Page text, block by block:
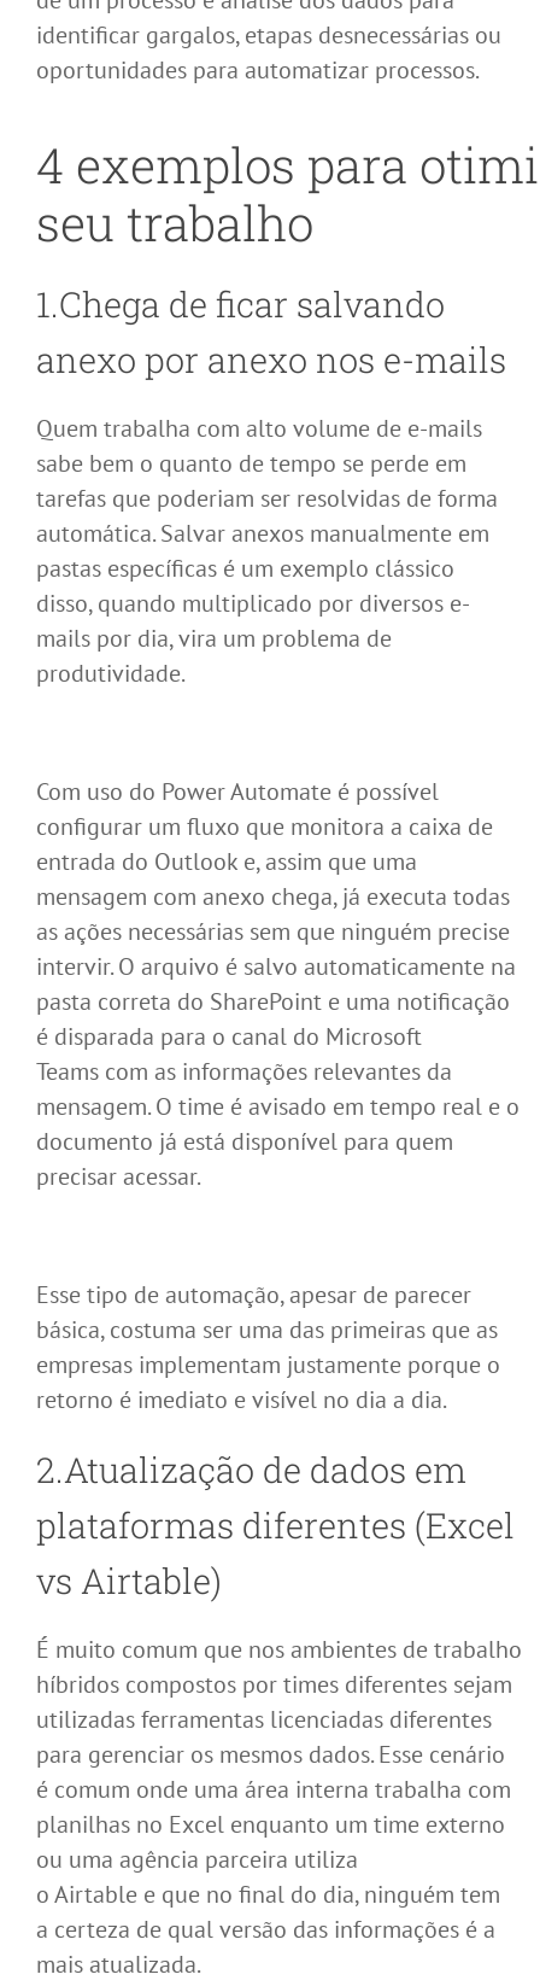
identificar gargalos, etapas desnecessárias ou
oportunidades para automatizar processos.
4 exemplos para otimi
seu trabalho
1.Chega de ficar salvando
anexo por anexo nos e-mails
Quem trabalha com alto volume de e-mails
sabe bem o quanto de tempo se perde em
tarefas que poderiam ser resolvidas de forma
automática. Salvar anexos manualmente em
pastas específicas é um exemplo clássico
disso, quando multiplicado por diversos e-
mails por dia, vira um problema de
produtividade.
Com uso do Power Automate é possível
configurar um fluxo que monitora a caixa de
entrada do Outlook e, assim que uma
mensagem com anexo chega, já executa todas
as ações necessárias sem que ninguém precise
intervir. O arquivo é salvo automaticamente na
pasta correta do SharePoint e uma notificação
é disparada para o canal do Microsoft
Teams com as informações relevantes da
mensagem. O time é avisado em tempo real e o
documento já está disponível para quem
precisar acessar.
Esse tipo de automação, apesar de parecer
básica, costuma ser uma das primeiras que as
empresas implementam justamente porque o
retorno é imediato e visível no dia a dia.
2.Atualização de dados em
plataformas diferentes (Excel
vs Airtable)
É muito comum que nos ambientes de trabalho
híbridos compostos por times diferentes sejam
utilizadas ferramentas licenciadas diferentes
para gerenciar os mesmos dados. Esse cenário
é comum onde uma área interna trabalha com
planilhas no Excel enquanto um time externo
ou uma agência parceira utiliza
o Airtable e que no final do dia, ninguém tem
a certeza de qual versão das informações é a
mais atualizada.